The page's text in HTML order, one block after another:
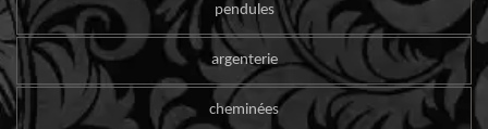
pendules
argenterie
cheminées